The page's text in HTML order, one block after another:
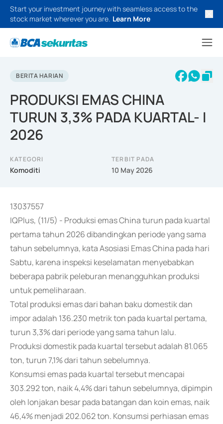
Start your investment journey with seamless access to the
stock market wherever you are. Learn More
BERITA HARIAN
PRODUKSI EMAS CHINA
TURUN 3,3% PADA KUARTAL- I
2026
KATEGORI
Komoditi
TERBIT PADA
10 May 2026
13037557
IQPlus, (11/5) - Produksi emas China turun pada kuartal
pertama tahun 2026 dibandingkan periode yang sama
tahun sebelumnya, kata Asosiasi Emas China pada hari
Sabtu, karena inspeksi keselamatan menyebabkan
beberapa pabrik peleburan menangguhkan produksi
untuk pemeliharaan.
Total produksi emas dari bahan baku domestik dan
impor adalah 136.230 metrik ton pada kuartal pertama,
turun 3,3% dari periode yang sama tahun lalu.
Produksi domestik pada kuartal tersebut adalah 81.065
ton, turun 7,1% dari tahun sebelumnya.
Konsumsi emas pada kuartal tersebut mencapai
303.292 ton, naik 4,4% dari tahun sebelumnya, dipimpin
oleh lonjakan besar pada batangan dan koin emas, naik
46,4% menjadi 202.062 ton. Konsumsi perhiasan emas